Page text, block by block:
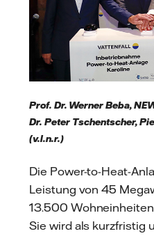
Prof. Dr. Werner Beba,
Dr. Peter Tschentscher,
(v.l.n.r.)
Die Power-to-Heat-
Leistung von 45
13.500
Sie wird als kurzfristig